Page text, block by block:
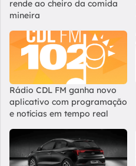
rende ao cheiro da comida
mineira
Rádio CDL FM ganha novo
aplicativo com programação
e notícias em tempo real